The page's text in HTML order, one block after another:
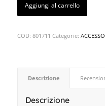
Aggiungi al carrello
COD: 801711 Categorie:
Descrizione
Descrizione